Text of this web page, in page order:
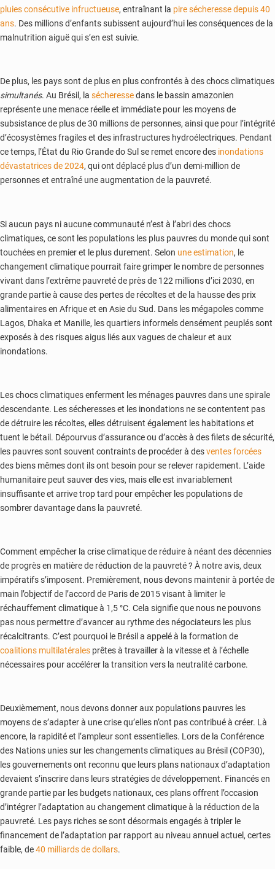
pluies consécutive infructueuse, entraînant la pire sécheresse depuis 40
ans. Des millions d’enfants subissent aujourd’hui les conséquences de la
malnutrition aiguë qui s’en est suivie.
De plus, les pays sont de plus en plus confrontés à des chocs climatiques
simultanés. Au Brésil, la sécheressedans le bassin amazonien
représente une menace réelle et immédiate pour les moyens de
subsistance de plus de 30 millions de personnes, ainsi que pour l’intégrité
d’écosystèmes fragiles et des infrastructures hydroélectriques. Pendant
ce temps, l’État du Rio Grande do Sul se remet encore des inondations
dévastatrices de 2024, qui ont déplacé plus d’un demi-million de
personnes et entraîné une augmentation de la pauvreté.
Si aucun pays ni aucune communauté n’est à l’abri des chocs
climatiques, ce sont les populations les plus pauvres du monde qui sont
touchées en premier et le plus durement. Selon une estimation, le
changement climatique pourrait faire grimper le nombre de personnes
vivant dans l’extrême pauvreté de près de 122 millions d’ici 2030, en
grande partie à cause des pertes de récoltes et de la hausse des prix
alimentaires en Afrique et en Asie du Sud. Dans les mégapoles comme
Lagos, Dhaka et Manille, les quartiers informels densément peuplés sont
exposés à des risques aigus liés aux vagues de chaleur et aux
inondations.
Les chocs climatiques enferment les ménages pauvres dans une spirale
descendante. Les sécheresses et les inondations ne se contentent pas
de détruire les récoltes, elles détruisent également les habitations et
tuent le bétail. Dépourvus d’assurance ou d’accès à des filets de sécurité,
les pauvres sont souvent contraints de procéder à desventes forcées
des biens mêmes dont ils ont besoin pour se relever rapidement. L’aide
humanitaire peut sauver des vies, mais elle est invariablement
insuffisante et arrive trop tard pour empêcher les populations de
sombrer davantage dans la pauvreté.
Comment empêcher la crise climatique de réduire à néant des décennies
de progrès en matière de réduction de la pauvreté ? À notre avis, deux
impératifs s’imposent. Premièrement, nous devons maintenir à portée de
main l’objectif de l’accord de Paris de 2015 visant à limiter le
réchauffement climatique à 1,5 °C. Cela signifie que nous ne pouvons
pas nous permettre d’avancer au rythme des négociateurs les plus
récalcitrants. C’est pourquoi le Brésil a appelé à la formation de
coalitions multilatérales prêtes à travailler à la vitesse et à l’échelle
nécessaires pour accélérer la transition vers la neutralité carbone.
Deuxièmement, nous devons donner aux populations pauvres les
moyens de s’adapter à une crise qu’elles n’ont pas contribué à créer. Là
encore, la rapidité et l’ampleur sont essentielles. Lors de la Conférence
des Nations unies sur les changements climatiques au Brésil (COP30),
les gouvernements ont reconnu que leurs plans nationaux d’adaptation
devaient s’inscrire dans leurs stratégies de développement. Financés en
grande partie par les budgets nationaux, ces plans offrent l’occasion
d’intégrer l’adaptation au changement climatique à la réduction de la
pauvreté. Les pays riches se sont désormais engagés à tripler le
financement de l’adaptation par rapport au niveau annuel actuel, certes
faible, de40 milliards de dollars.